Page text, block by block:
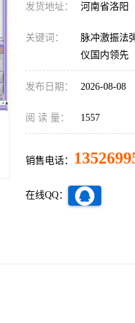
发货地址： 河南省洛阳
关键词：
脉冲激振法
仪国内领先
发布日期： 2026-08-08
阅 读 量： 1557
销售电话：
在线QQ：